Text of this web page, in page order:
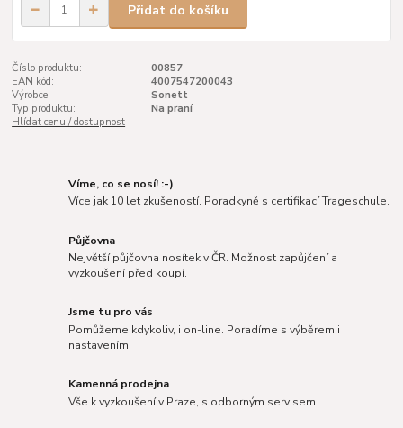
Přidat do košíku
Číslo produktu:
00857
EAN kód:
4007547200043
Výrobce:
Sonett
Typ produktu:
Na praní
Hlídat cenu / dostupnost
Víme, co se nosí! :-)
Více jak 10 let zkušeností. Poradkyně s certifikací Trageschule.
Půjčovna
Největší půjčovna nosítek v ČR. Možnost zapůjčení a
vyzkoušení před koupí.
Jsme tu pro vás
Pomůžeme kdykoliv, i on-line. Poradíme s výběrem i
nastavením.
Kamenná prodejna
Vše k vyzkoušení v Praze, s odborným servisem.